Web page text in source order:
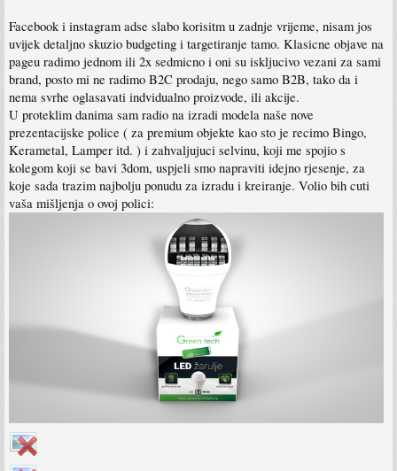
Facebook i instagram adse slabo korisitm u zadnje vrijeme, nisam jos
uvijek detaljno skuzio budgeting i targetiranje tamo. Klasicne objave na
pageu radimo jednom ili 2x sedmicno i oni su iskljucivo vezani za sami
brand, posto mi ne radimo B2C prodaju, nego samo B2B, tako da i
nema svrhe oglasavati indvidualno proizvode, ili akcije.
U proteklim danima sam radio na izradi modela naše nove
prezentacijske police ( za premium objekte kao sto je recimo Bingo,
Kerametal, Lamper itd. ) i zahvaljujuci selvinu, koji me spojio s
kolegom koji se bavi 3dom, uspjeli smo napraviti idejno rjesenje, za
koje sada trazim najbolju ponudu za izradu i kreiranje. Volio bih cuti
vaša mišljenja o ovoj polici: